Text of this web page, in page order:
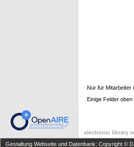
Nur für Mitarbeiter
Einige Felder
electronic library
Gestaltung Webseite und Datenbank: Copyright ©